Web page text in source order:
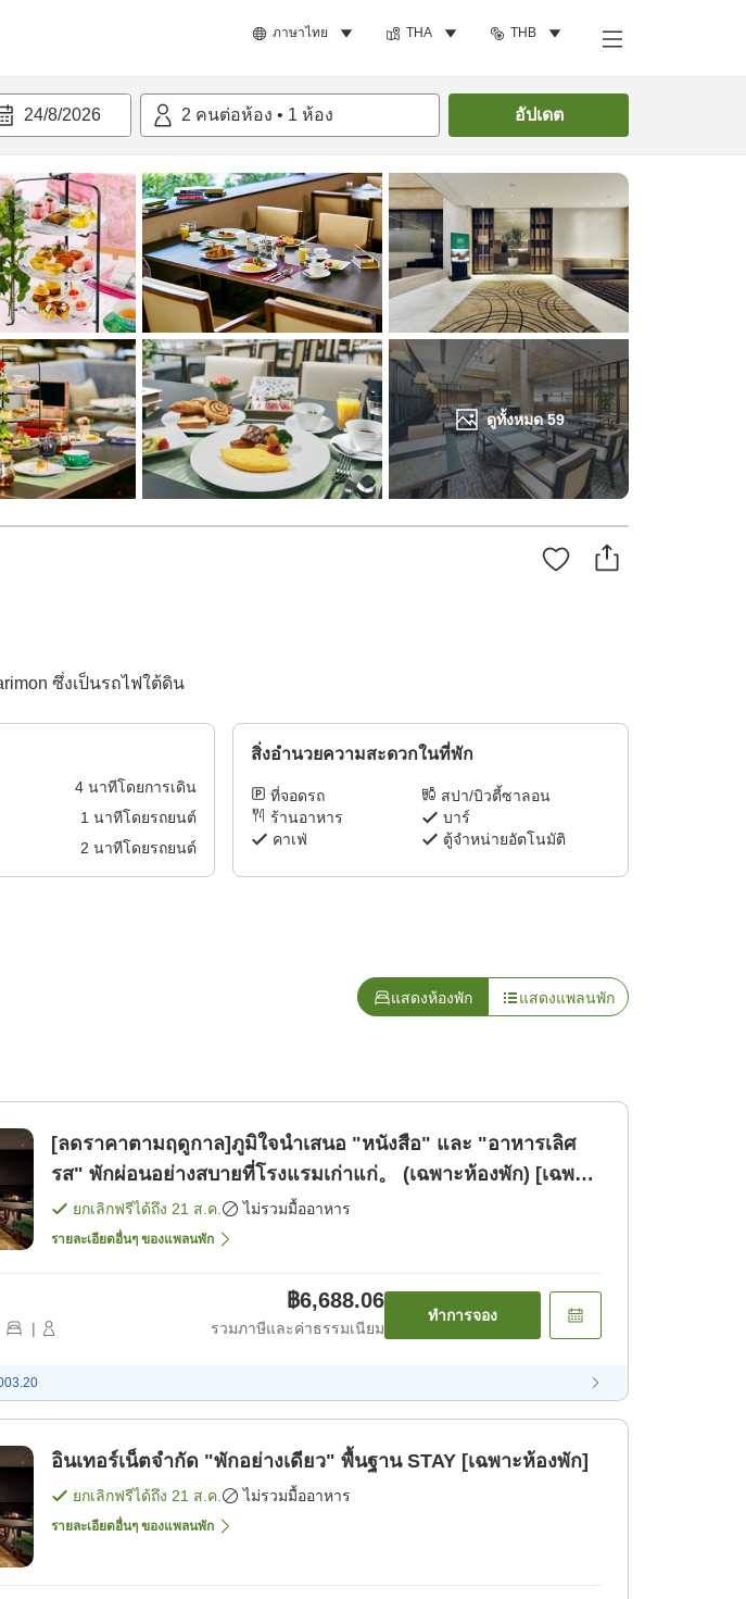
ภาษาไทย THA THB
24/8/2026 2 คนต่อห้อง • 1 ห้อง อัปเดต
ดูทั้งหมด59
ค้นหาห้องพัก
ซึ่งเป็นรถไฟใต้ดิน
4นาทีโดยการเดิน
1 นาทีโดยรถยนต์
2 นาทีโดยรถยนต์
สิ่งอำนวยความสะดวกในที่พัก
ที่จอดรถ
สปา/บิวตี้ซาลอน
ร้านอาหาร
บาร์
คาเฟ่
ตู้จำหน่ายอัตโนมัติ
แสดงห้องพัก แสดงแพลนพัก
[ลดราคาตามฤดูกาล]ภูมิใจนำเสนอ "หนังสือ" และ "อาหารเลิศ
รส" พักผ่อนอย่างสบายที่โรงแรมเก่าแก่。 (เฉพาะห้องพัก) [เฉพาะ
ห้องพัก]
ยกเลิกฟรีได้ถึง 21 ส.ค. ไม่รวมมื้ออาหาร
รายละเอียดอื่นๆ ของแพลนพัก
|
฿6,688.06
รวมภาษีและค่าธรรมเนียม
ทำการจอง
อินเทอร์เน็ตจำกัด "พักอย่างเดียว" พื้นฐาน STAY [เฉพาะห้องพัก]
ยกเลิกฟรีได้ถึง 21 ส.ค. ไม่รวมมื้ออาหาร
รายละเอียดอื่นๆ ของแพลนพัก